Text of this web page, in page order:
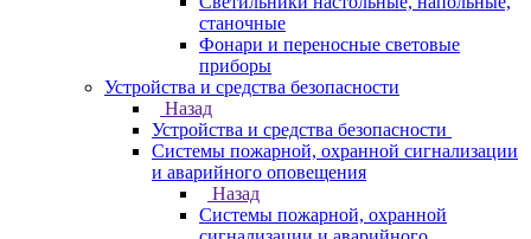
станочные
Фонари и переносные световые
приборы
Устройства и средства безопасности
Назад
Устройства и средства безопасности
Системы пожарной, охранной сигнализации
и аварийного оповещения
Назад
Системы пожарной, охранной